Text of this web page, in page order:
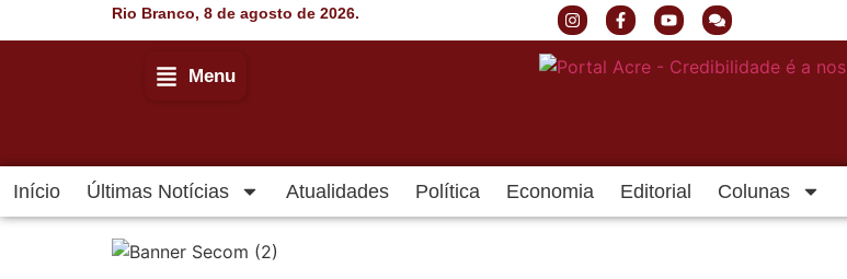
Rio Branco, 8 de agosto de 2026.
Menu
Início
Últimas Notícias
Início Últimas Notícias Atualidades Política Economia Editorial Colunas